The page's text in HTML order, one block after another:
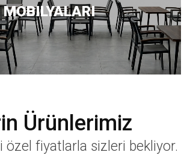
Ürünlerimiz
özel fiyatlarla sizleri bekliyor.